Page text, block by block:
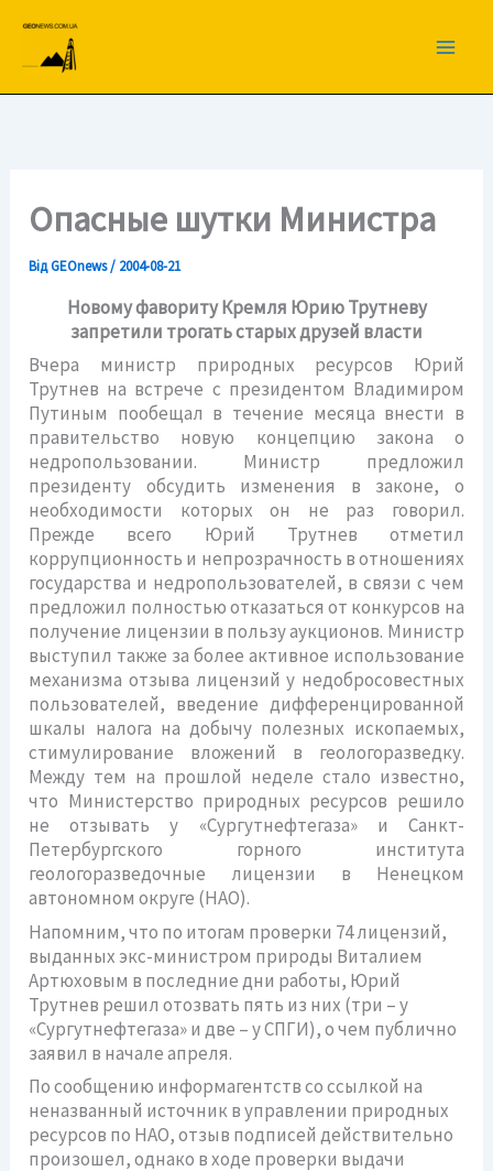
вмісту
Опасные шутки Министра
ВідGEOnews/ 2004-08-21
Новому фавориту Кремля Юрию Трутневу
запретили трогать старых друзей власти
Вчера министр природных ресурсов Юрий
Трутнев на встрече с президентом Владимиром
Путиным пообещал в течение месяца внести в
правительство новую концепцию закона о
недропользовании. Министр предложил
президенту обсудить изменения в законе, о
необходимости которых он не раз говорил.
Прежде всего Юрий Трутнев отметил
коррупционность и непрозрачность в отношениях
государства и недропользователей, в связи с чем
предложил полностью отказаться от конкурсов на
получение лицензии в пользу аукционов. Министр
выступил также за более активное использование
механизма отзыва лицензий у недобросовестных
пользователей, введение дифференцированной
шкалы налога на добычу полезных ископаемых,
стимулирование вложений в геологоразведку.
Между тем на прошлой неделе стало известно,
что Министерство природных ресурсов решило
не отзывать у «Сургутнефтегаза» и Санкт-
Петербургского горного института
геологоразведочные лицензии в Ненецком
автономном округе (НАО).
Напомним, что по итогам проверки 74 лицензий,
выданных экс-министром природы Виталием
Артюховым в последние дни работы, Юрий
Трутнев решил отозвать пять из них (три – у
«Сургутнефтегаза» и две – у СПГИ), о чем публично
заявил в начале апреля.
По сообщению информагентств со ссылкой на
неназванный источник в управлении природных
ресурсов по НАО, отзыв подписей действительно
произошел, однако в ходе проверки выдачи